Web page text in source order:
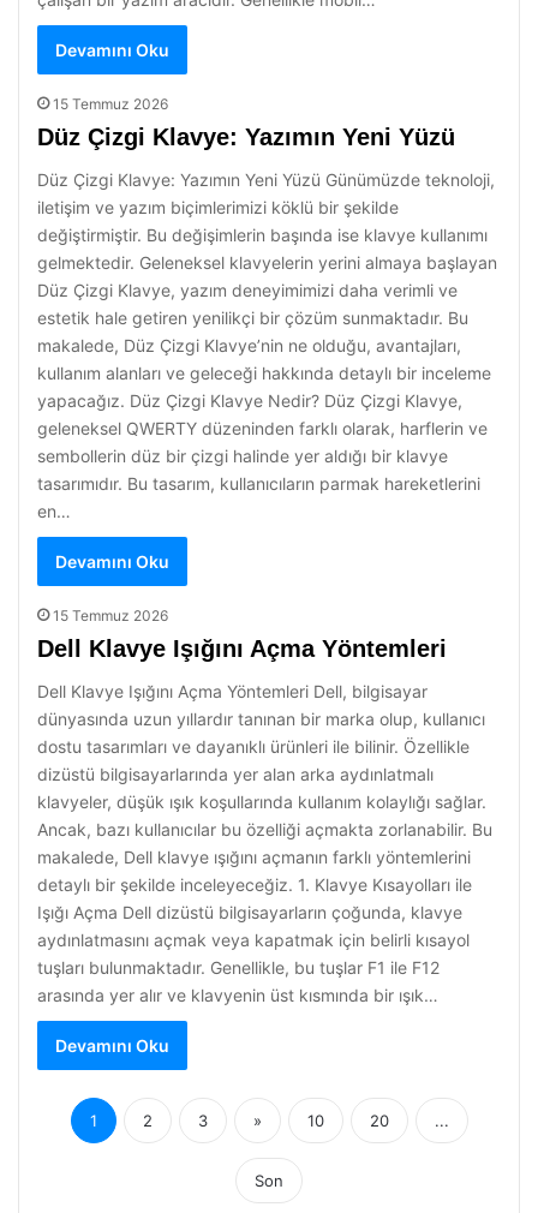
Devamını Oku
15 Temmuz 2026
Düz Çizgi Klavye: Yazımın Yeni Yüzü
Düz Çizgi Klavye: Yazımın Yeni Yüzü Günümüzde teknoloji,
iletişim ve yazım biçimlerimizi köklü bir şekilde
değiştirmiştir. Bu değişimlerin başında ise klavye kullanımı
gelmektedir. Geleneksel klavyelerin yerini almaya başlayan
Düz Çizgi Klavye, yazım deneyimimizi daha verimli ve
estetik hale getiren yenilikçi bir çözüm sunmaktadır. Bu
makalede, Düz Çizgi Klavye’nin ne olduğu, avantajları,
kullanım alanları ve geleceği hakkında detaylı bir inceleme
yapacağız. Düz Çizgi Klavye Nedir? Düz Çizgi Klavye,
geleneksel QWERTY düzeninden farklı olarak, harflerin ve
sembollerin düz bir çizgi halinde yer aldığı bir klavye
tasarımıdır. Bu tasarım, kullanıcıların parmak hareketlerini
en…
Devamını Oku
15 Temmuz 2026
Dell Klavye Işığını Açma Yöntemleri
Dell Klavye Işığını Açma Yöntemleri Dell, bilgisayar
dünyasında uzun yıllardır tanınan bir marka olup, kullanıcı
dostu tasarımları ve dayanıklı ürünleri ile bilinir. Özellikle
dizüstü bilgisayarlarında yer alan arka aydınlatmalı
klavyeler, düşük ışık koşullarında kullanım kolaylığı sağlar.
Ancak, bazı kullanıcılar bu özelliği açmakta zorlanabilir. Bu
makalede, Dell klavye ışığını açmanın farklı yöntemlerini
detaylı bir şekilde inceleyeceğiz. 1. Klavye Kısayolları ile
Işığı Açma Dell dizüstü bilgisayarların çoğunda, klavye
aydınlatmasını açmak veya kapatmak için belirli kısayol
tuşları bulunmaktadır. Genellikle, bu tuşlar F1 ile F12
arasında yer alır ve klavyenin üst kısmında bir ışık…
Devamını Oku
1 2 3 » 10 20 ...
Son